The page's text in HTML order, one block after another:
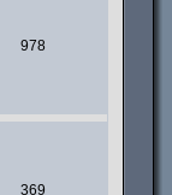
978
369